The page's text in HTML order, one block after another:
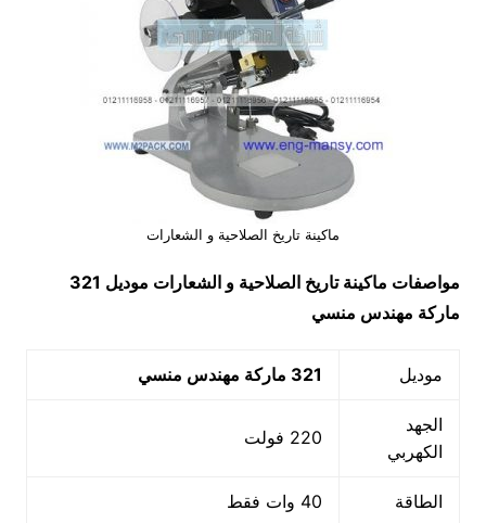
ماكينة تاريخ الصلاحية و الشعارات
مواصفات ماكينة تاريخ الصلاحية و الشعارات
موديل 321
ماركة مهندس منسي
موديل 321 ماركة مهندس منسي
الجهد
الكهربي
220 فولت
الطاقة 40 وات فقط